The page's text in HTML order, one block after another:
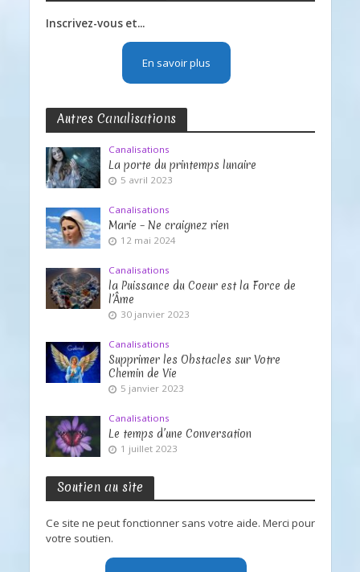
Inscrivez-vous et...
En savoir plus
Autres Canalisations
Canalisations
La porte du printemps lunaire
5 avril 2023
Canalisations
Marie – Ne craignez rien
12 mai 2024
Canalisations
la Puissance du Coeur est la Force de
l’Âme
30 janvier 2023
Canalisations
Supprimer les Obstacles sur Votre
Chemin de Vie
5 janvier 2023
Canalisations
Le temps d’une Conversation
1 juillet 2023
Soutien au site
Ce site ne peut fonctionner sans votre aide. Merci pour
votre soutien.